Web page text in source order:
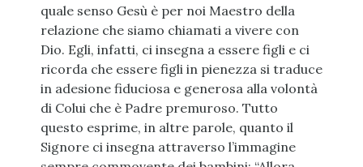
quale senso Gesù è per noi Maestro della
relazione che siamo chiamati a vivere con
Dio. Egli, infatti, ci insegna a essere figli e ci
ricorda che essere figli in pienezza si traduce
in adesione fiduciosa e generosa alla volontà
di Colui che è Padre premuroso. Tutto
questo esprime, in altre parole, quanto il
Signore ci insegna attraverso l’immagine